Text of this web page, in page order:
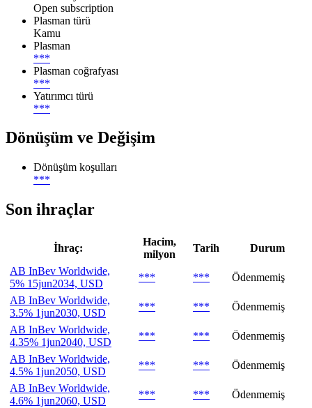
Open subscription
Plasman türü
Kamu
Plasman
***
Plasman coğrafyası
***
Yatırımcı türü
***
Dönüşüm ve Değişim
Dönüşüm koşulları
***
Son ihraçlar
İhraç:
Hacim,
milyon
Tarih
Durum
AB InBev Worldwide,
5% 15jun2034, USD
*** ***
Ödenmemiş
AB InBev Worldwide,
3.5% 1jun2030, USD
*** ***
Ödenmemiş
AB InBev Worldwide,
4.35% 1jun2040, USD
*** ***
Ödenmemiş
AB InBev Worldwide,
4.5% 1jun2050, USD
*** ***
Ödenmemiş
AB InBev Worldwide,
4.6% 1jun2060, USD
*** ***
Ödenmemiş